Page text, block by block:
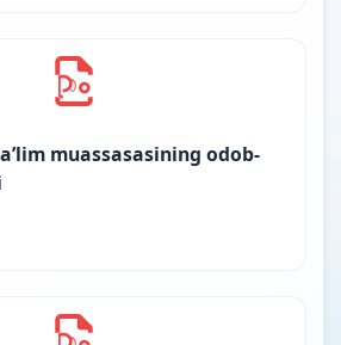
muassasasining odob-